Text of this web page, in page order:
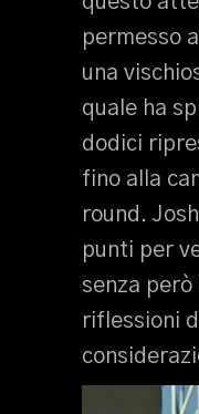
permesso
una
quale ha
dodici
fino alla
round.
punti per
senza però
riflessioni